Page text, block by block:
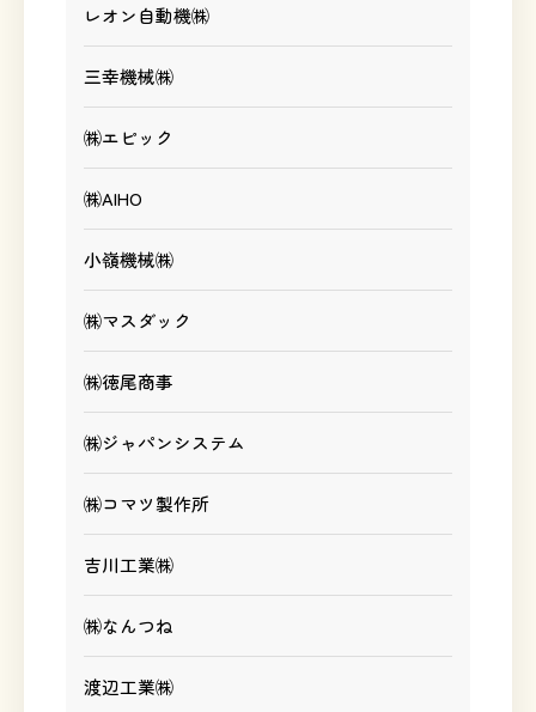
レオン自動機㈱
三幸機械㈱
㈱エピック
㈱AIHO
小嶺機械㈱
㈱マスダック
㈱徳尾商事
㈱ジャパンシステム
㈱コマツ製作所
吉川工業㈱
㈱なんつね
渡辺工業㈱